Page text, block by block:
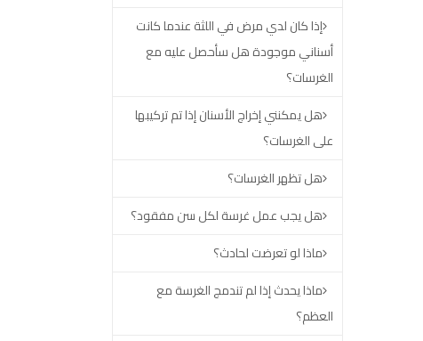
إذا كان لدي مرض في اللثة عندما كانت
أسناني موجودة هل سأحصل عليه مع
الغرسات؟
هل يمكنني إخراج الأسنان إذا تم تركيبها
على الغرسات؟
هل تظهر الغرسات؟
هل يجب عمل غرسة لكل سن مفقود؟
ماذا لو تعرضت لحادث؟
ماذا يحدث إذا لم تندمج الغرسة مع
العظم؟